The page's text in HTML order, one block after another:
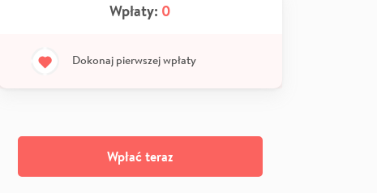
Wpłaty: 0
Dokonaj pierwszej wpłaty
Wpłać teraz